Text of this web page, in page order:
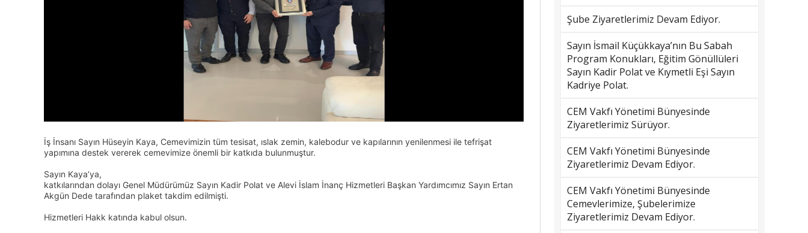
İş İnsanı Sayın Hüseyin Kaya, Cemevimizin tüm tesisat, ıslak zemin, kalebodur ve kapılarının yenilenmesi ile tefrişat
yapımına destek vererek cemevimize önemli bir katkıda bulunmuştur.
Sayın Kaya’ya,
katkılarından dolayı Genel Müdürümüz Sayın Kadir Polat ve Alevi İslam İnanç Hizmetleri Başkan Yardımcımız Sayın Ertan
Akgün Dede tarafından plaket takdim edilmişti.
Hizmetleri Hakk katında kabul olsun.
Şube Ziyaretlerimiz Devam Ediyor.
Sayın İsmail Küçükkaya’nın Bu Sabah
Program Konukları, Eğitim Gönüllüleri
Sayın Kadir Polat ve Kıymetli Eşi Sayın
Kadriye Polat.
CEM Vakfı Yönetimi Bünyesinde
Ziyaretlerimiz Sürüyor.
CEM Vakfı Yönetimi Bünyesinde
Ziyaretlerimiz Devam Ediyor.
CEM Vakfı Yönetimi Bünyesinde
Cemevlerimize, Şubelerimize
Ziyaretlerimiz Devam Ediyor.